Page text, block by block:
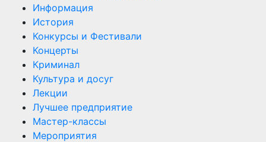
Информация
История
Конкурсы и Фестивали
Концерты
Криминал
Культура и досуг
Лекции
Лучшее предприятие
Мастер-классы
Мероприятия